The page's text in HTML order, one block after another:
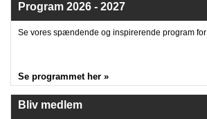
Program 2026 - 2027
Se vores spændende og inspirerende program
Se programmet her »
Bliv medlem